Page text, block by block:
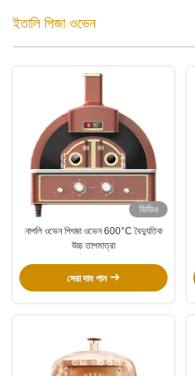
ইতালি পিজা ওভেন
ভিডিও
নাপলি ওভেন পিৎজা ওভেন 600°C বৈদ্যুতিক
উচ্চ তাপমাত্রা
সেরা দাম পান